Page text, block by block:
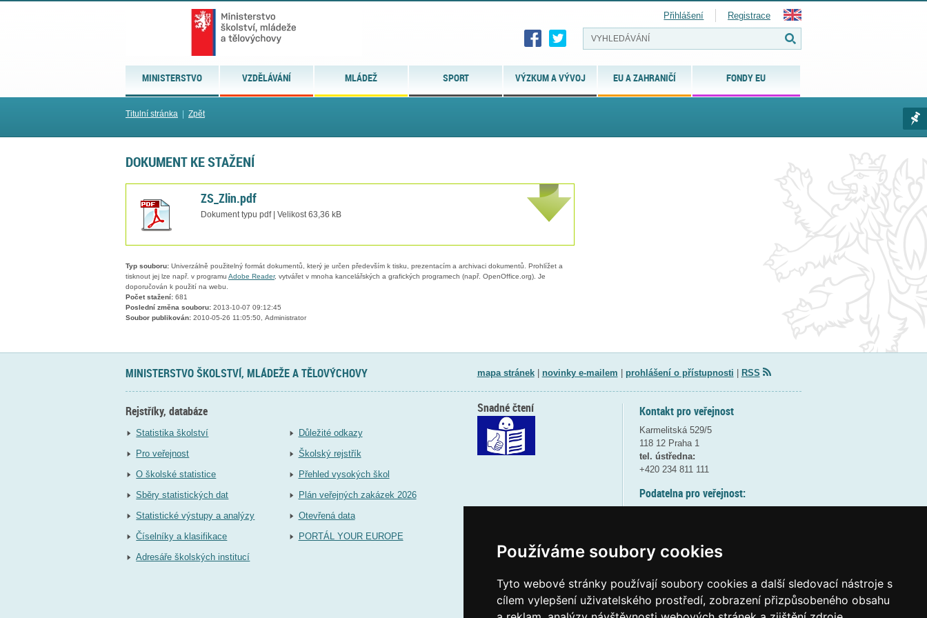
Používáme soubory cookies
Tyto webové stránky používají soubory cookies a další sledovací nástroje s
cílem vylepšení uživatelského prostředí, zobrazení přizpůsobeného obsahu
MINISTERSTVO VZDĚLÁVÁNÍ MLÁDEŽ SPORT VÝZKUM A VÝVOJ EU A ZAHRANIČÍ FONDY EU
Přihlášení Registrace
Titulní stránka Zpět
DOKUMENT KE STAŽENÍ
ZS_Zlin.pdf
Dokument typu pdf | Velikost 63,36 kB
Typ souboru: Univerzálně použitelný formát dokumentů, který je určen především k tisku, prezentacím a archivaci dokumentů. Prohlížet a
tisknout jej lze např. v programu Adobe Reader, vytvářet v mnoha kancelářských a grafických programech (např. OpenOffice.org). Je
doporučován k použití na webu.
Počet stažení: 681
Poslední změna souboru: 2013-10-07 09:12:45
Soubor publikován: 2010-05-26 11:05:50, Administrator
MINISTERSTVO ŠKOLSTVÍ, MLÁDEŽE A TĚLOVÝCHOVY mapa stránek| novinky e-mailem prohlášení o přístupnosti RSS
Rejstříky, databáze
Statistika školství
Pro veřejnost
O školské statistice
Sběry statistických dat
Statistické výstupy a analýzy
Číselníky a klasifikace
Adresáře školských institucí
Důležité odkazy
Školský rejstřík
Přehled vysokých škol
Plán veřejných zakázek 2026
Otevřená data
PORTÁL YOUR EUROPE
Kontakt pro veřejnost
Karmelitská 529/5
118 12 Praha 1
tel. ústředna:
+420 234 811 111
Podatelna pro veřejnost:
(více informací
Elektronická podatelna:
Snadné čtení